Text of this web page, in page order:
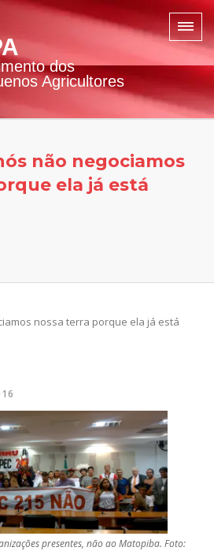
dos
Agricultores
não negociamos
ela já está
nossa terra porque ela já está
presentes, não ao Matopiba. Foto: